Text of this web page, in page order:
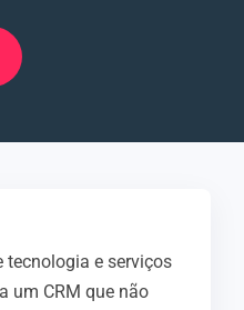
tecnologia e serviços
um CRM que não